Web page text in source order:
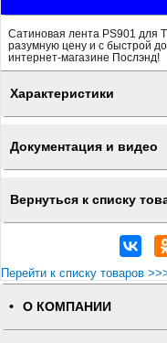
Сатиновая лента PS901 для
разумную цену и с быстрой
интернет-магазине Послэнд!
Характеристики
Документация и видео
Вернуться к списку
Перейти к списку товаров
О КОМПАНИИ